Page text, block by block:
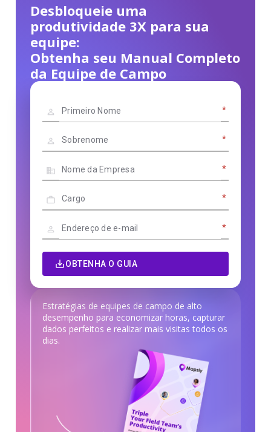
Desbloqueie uma
produtividade 3X para sua
equipe:
Obtenha seu Manual Completo
da Equipe de Campo
Estratégias de equipes de campo de alto
desempenho para economizar horas, capturar
dados perfeitos e realizar mais visitas todos os
dias.
*
*
*
*
*
OBTENHA O GUIA